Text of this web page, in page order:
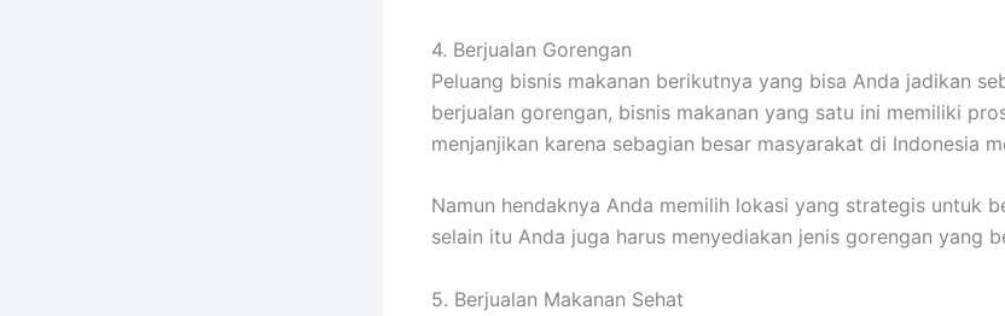
4. Berjualan Gorengan
Peluang bisnis makanan berikutnya yang bisa Anda jadikan
berjualan gorengan, bisnis makanan yang satu ini memiliki
menjanjikan karena sebagian besar masyarakat di Indonesia
Namun hendaknya Anda memilih lokasi yang strategis untuk
selain itu Anda juga harus menyediakan jenis gorengan yang
5. Berjualan Makanan Sehat